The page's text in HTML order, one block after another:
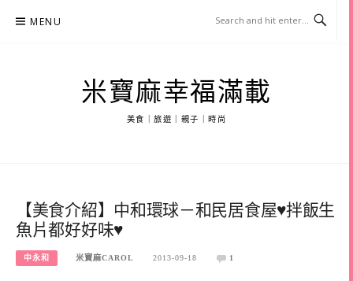
MENU
米寶麻幸福滿載
美食｜旅遊｜親子｜時尚
【美食介紹】中和環球－和民居食屋♥拌飯生
魚片都好好味♥
中永和 米寶麻CAROL 2013-09-18 1